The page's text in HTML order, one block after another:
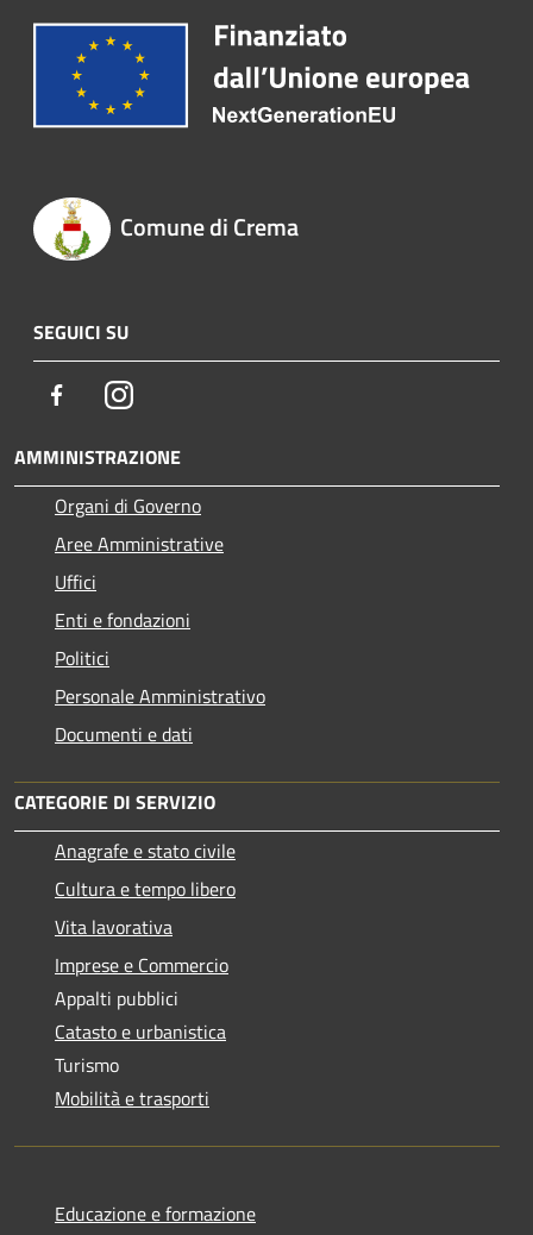
Comune di Crema
SEGUICI SU
FacebookInstagram
AMMINISTRAZIONE
Organi di Governo
Aree Amministrative
Uffici
Enti e fondazioni
Politici
Personale Amministrativo
Documenti e dati
CATEGORIE DI SERVIZIO
Anagrafe e stato civile
Cultura e tempo libero
Vita lavorativa
Imprese e Commercio
Appalti pubblici
Catasto e urbanistica
Turismo
Mobilità e trasporti
Educazione e formazione